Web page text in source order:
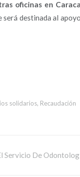
oficinas en
será destinada al
solidarios, Recaudación
Servicio De